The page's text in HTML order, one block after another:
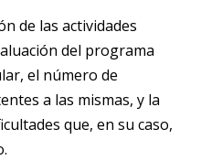
de las actividades
del programa
el número de
a las mismas, y la
que, en su caso,